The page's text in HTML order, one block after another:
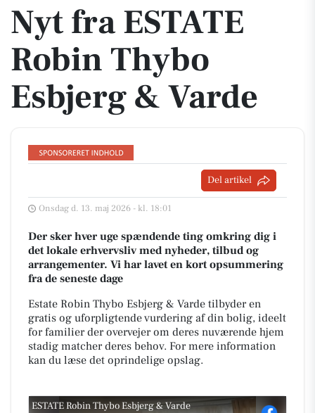
Nyt fra ESTATE
Robin Thybo
Esbjerg & Varde
Del artikel
Onsdag d. 13. maj 2026 - kl. 18:01
Der sker hver uge spændende ting omkring dig i
det lokale erhvervsliv med nyheder, tilbud og
arrangementer. Vi har lavet en kort opsummering
fra de seneste dage
Estate Robin Thybo Esbjerg & Varde tilbyder en
gratis og uforpligtende vurdering af din bolig, ideelt
for familier der overvejer om deres nuværende hjem
stadig matcher deres behov. For mere information
kan du læse det oprindelige opslag.
ESTATE Robin Thybo Esbjerg & Varde